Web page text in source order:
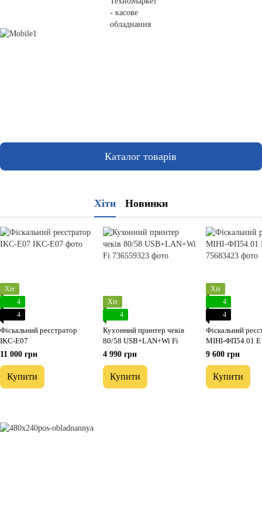
Каталог товарів
Хіти Новинки
Хіт
4
4
Фіскальний реєстратор
IKC-E07
11 000 грн
Купити
Хіт
4
Кухонний принтер чеків
80/58 USB+LAN+Wi Fi
4 990 грн
Купити
Хіт
4
4
Фіскальний
МІНІ-ФП54.01 Е
9 600 грн
Купити